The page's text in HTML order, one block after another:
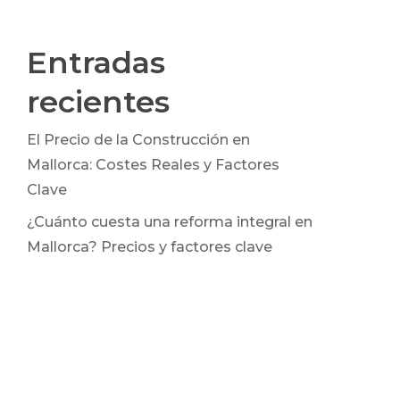
Entradas
recientes
El Precio de la Construcción en
Mallorca: Costes Reales y Factores
Clave
¿Cuánto cuesta una reforma integral en
Mallorca? Precios y factores clave
Mallorca
Aviso legal